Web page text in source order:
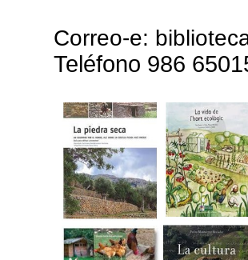
Correo-e:
Teléfono 986